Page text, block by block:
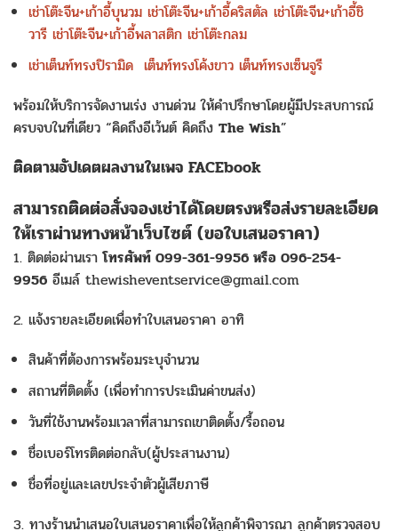
เช่าโต๊ะจีน+เก้าอี้บุนวม เช่าโต๊ะจีน+เก้าอี้คริสตัล เช่าโต๊ะจีน+เก้าอี้ชิ
วารี เช่าโต๊ะจีน+เก้าอี้พลาสติก เช่าโต๊ะกลม
เช่าเต็นท์ทรงปิรามิด เต็นท์ทรงโค้งขาว เต็นท์ทรงเซ็นจูรี
พร้อมให้บริการจัดงานเร่ง งานด่วน ให้คำปรึกษาโดยผู้มีประสบการณ์
ครบจบในที่เดียว “คิดถึงอีเว้นต์ คิดถึง The Wish”
ติดตามอัปเดตผลงานในเพจ FACEbook
สามารถติดต่อสั่งจองเช่าได้โดยตรงหรือส่งรายละเอียด
ให้เราผ่านทางหน้าเว็บไซต์ (ขอใบเสนอราคา)
1. ติดต่อผ่านเราโทรศัพท์ 099-361-9956 หรือ 096-254-
9956 อีเมล์ thewisheventservice@gmail.com
2. แจ้งรายละเอียดเพื่อทำใบเสนอราคา อาทิ
สินค้าที่ต้องการพร้อมระบุจำนวน
สถานที่ติดตั้ง (เพื่อทำการประเมินค่าขนส่ง)
วันที่ใช้งานพร้อมเวลาที่สามารถเขาติดตั้ง/รื้อถอน
ชื่อเบอร์โทรติดต่อกลับ(ผู้ประสานงาน)
ชื่อที่อยู่และเลขประจำตัวผู้เสียภาษี
3. ทางร้านนำเสนอใบเสนอราคาเพื่อให้ลูกค้าพิจารณา ลูกค้าตรวจสอบ